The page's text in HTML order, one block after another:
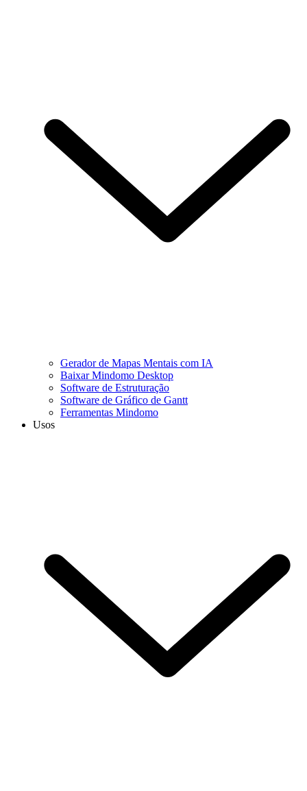
Gerador de Mapas Mentais com IA
Baixar Mindomo Desktop
Software de Estruturação
Software de Gráfico de Gantt
Ferramentas Mindomo
Usos